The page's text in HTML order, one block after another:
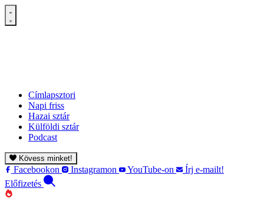
Címlapsztori
Napi friss
Hazai sztár
Külföldi sztár
Podcast
Kövess minket!
Facebookon Instagramon YouTube-on
Írj e-mailt!
Előfizetés